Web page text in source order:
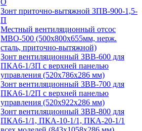
О
Зонт приточно-вытяжной ЗПВ-900-1,5-
П
Местный вентиляционный отсос
МВО-500 (500х800х655мм, нерж.
сталь, приточно-вытяжной)
Зонт вентиляционный ЗВВ-600 для
ПКА6-1/3П с верхней панелью
управления (520х786х286 мм)
Зонт вентиляционный ЗВВ-700 для
ПКА6-1/2П с верхней панелью
управления (520х922х286 мм)
Зонт вентиляционный ЗВВ-800 для
ПКА6-1/1, ПКА-10-1/1, ПКА-20-1/1